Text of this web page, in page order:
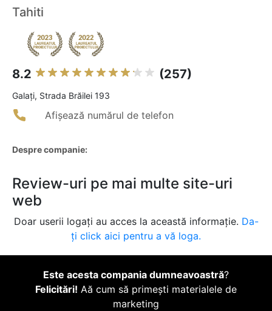
Tahiti
8.2 (257)
Galaţi, Strada Brăilei 193
Afișează numărul de telefon
Despre companie:
Review-uri pe mai multe site-uri
web
Doar userii logați au acces la această informație. Da-
ți click aici pentru a vă loga.
Este acesta compania dumneavoastră?
Felicitări! Aă cum să primești materialele de
marketing